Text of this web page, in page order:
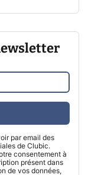
par email des
de Clubic.
consentement à
présent dans
de vos données,